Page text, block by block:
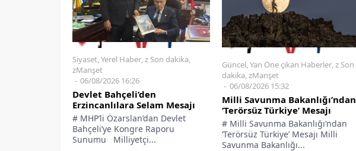
Siyaset,Yerel Haber,z Son dakika,
zManşet
06/08/2026 16:26
Devlet Bahçeli’den
Erzincanlılara Selam Mesajı
# MHP’li Özarslan’dan Devlet
Bahçeli’ye Kongre Raporu
Sunumu Milliyetçi...
Güncel,Yan Öne çıkan Haberler,z Son
dakika,zManşet
06/08/2026 15:32
Milli Savunma Bakanlığı’ndan
‘Terörsüz Türkiye’ Mesajı
# Milli Savunma Bakanlığı’ndan
‘Terörsüz Türkiye’ Mesajı Milli
Savunma Bakanlığı...